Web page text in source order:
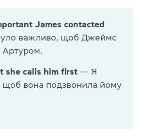
James contacted
важливо, щоб Джеймс
Артуром.
she calls him first — Я
вона подзвонила йому